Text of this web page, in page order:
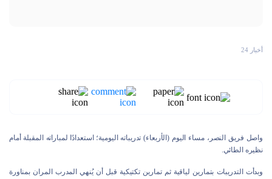
أخبار 24
واصل فريق النصر، مساء اليوم (الأربعاء) تدريباته اليومية؛ استعدادًا لمباراته المقبلة أمام
نظيره الطائي.
وبدأت التدريبات بتمارين لياقية ثم تمارين تكتيكية قبل أن يُنهي المدرب المران بمناورة